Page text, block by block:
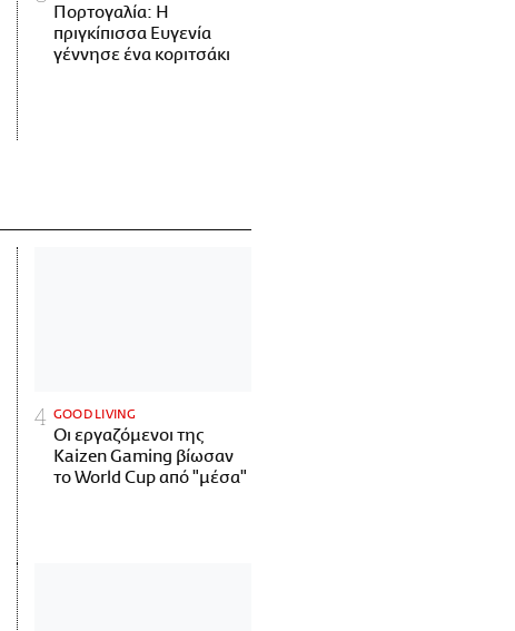
Πορτογαλία: Η
πριγκίπισσα Ευγενία
γέννησε ένα κοριτσάκι
GOOD LIVING
Οι εργαζόμενοι της
Kaizen Gaming βίωσαν
το World Cup από "μέσα"